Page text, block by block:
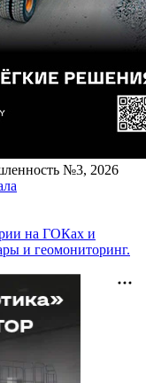
№3, 2026
на ГОКах и
и геомониторинг.